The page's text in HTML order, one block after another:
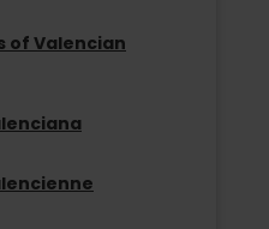
of Valencian